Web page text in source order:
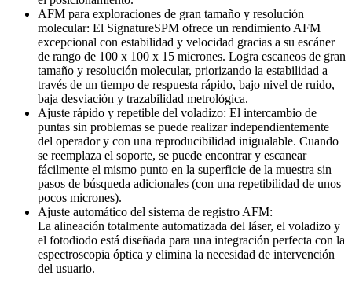
AFM para exploraciones de gran tamaño y resolución
molecular: El SignatureSPM ofrece un rendimiento AFM
excepcional con estabilidad y velocidad gracias a su escáner
de rango de 100 x 100 x 15 micrones. Logra escaneos de gran
tamaño y resolución molecular, priorizando la estabilidad a
través de un tiempo de respuesta rápido, bajo nivel de ruido,
baja desviación y trazabilidad metrológica.
Ajuste rápido y repetible del voladizo: El intercambio de
puntas sin problemas se puede realizar independientemente
del operador y con una reproducibilidad inigualable. Cuando
se reemplaza el soporte, se puede encontrar y escanear
fácilmente el mismo punto en la superficie de la muestra sin
pasos de búsqueda adicionales (con una repetibilidad de unos
pocos micrones).
Ajuste automático del sistema de registro AFM:
La alineación totalmente automatizada del láser, el voladizo y
el fotodiodo está diseñada para una integración perfecta con la
espectroscopia óptica y elimina la necesidad de intervención
del usuario.